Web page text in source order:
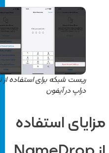
ریست شبکه برای استفاده از نیم
دراپ در آیفون
مزایای استفاده